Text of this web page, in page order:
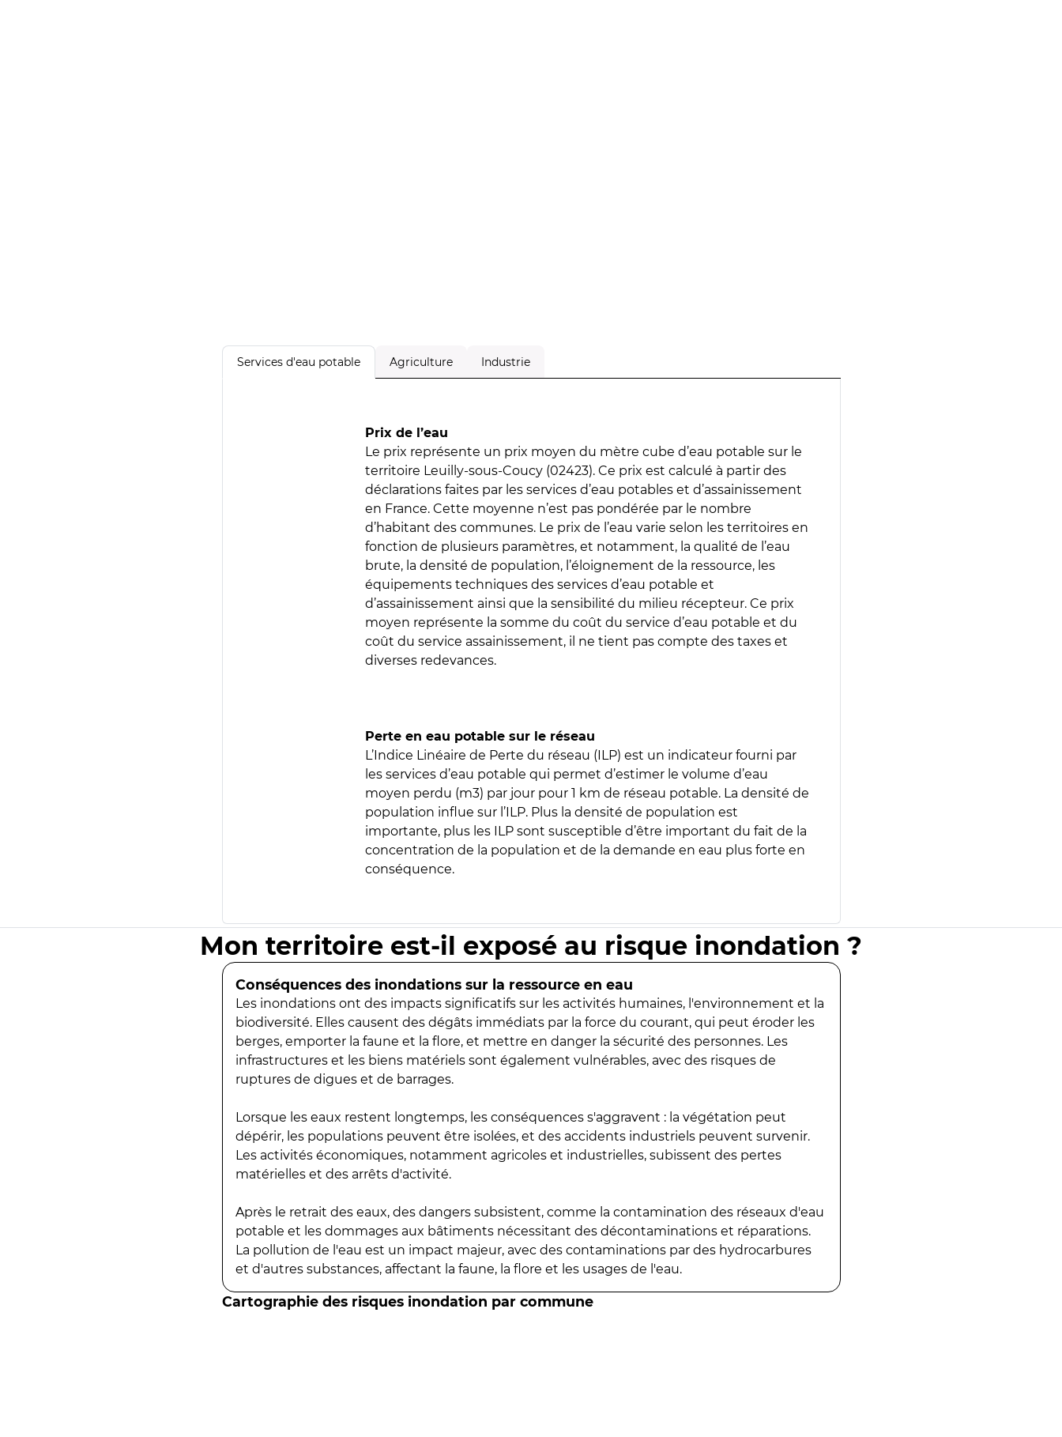
Services d'eau potable Agriculture Industrie
Prix de l’eau
Le prix représente un prix moyen du mètre cube d’eau potable sur le
territoire Leuilly-sous-Coucy (02423). Ce prix est calculé à partir des
déclarations faites par les services d’eau potables et d’assainissement
en France. Cette moyenne n’est pas pondérée par le nombre
d’habitant des communes. Le prix de l’eau varie selon les territoires en
fonction de plusieurs paramètres, et notamment, la qualité de l’eau
brute, la densité de population, l’éloignement de la ressource, les
équipements techniques des services d’eau potable et
d’assainissement ainsi que la sensibilité du milieu récepteur. Ce prix
moyen représente la somme du coût du service d’eau potable et du
coût du service assainissement, il ne tient pas compte des taxes et
diverses redevances.
Perte en eau potable sur le réseau
L’Indice Linéaire de Perte du réseau (ILP) est un indicateur fourni par
les services d’eau potable qui permet d’estimer le volume d’eau
moyen perdu (m3) par jour pour 1 km de réseau potable. La densité de
population influe sur l’ILP. Plus la densité de population est
importante, plus les ILP sont susceptible d’être important du fait de la
concentration de la population et de la demande en eau plus forte en
conséquence.
Mon territoire est-il exposé au risque inondation ?
Conséquences des inondations sur la ressource en eau
Les inondations ont des impacts significatifs sur les activités humaines, l'environnement et la
biodiversité. Elles causent des dégâts immédiats par la force du courant, qui peut éroder les
berges, emporter la faune et la flore, et mettre en danger la sécurité des personnes. Les
infrastructures et les biens matériels sont également vulnérables, avec des risques de
ruptures de digues et de barrages.
Lorsque les eaux restent longtemps, les conséquences s'aggravent : la végétation peut
dépérir, les populations peuvent être isolées, et des accidents industriels peuvent survenir.
Les activités économiques, notamment agricoles et industrielles, subissent des pertes
matérielles et des arrêts d'activité.
Après le retrait des eaux, des dangers subsistent, comme la contamination des réseaux d'eau
potable et les dommages aux bâtiments nécessitant des décontaminations et réparations.
La pollution de l'eau est un impact majeur, avec des contaminations par des hydrocarbures
et d'autres substances, affectant la faune, la flore et les usages de l'eau.
Cartographie des risques inondation par commune